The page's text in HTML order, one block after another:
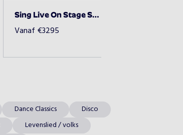
Sing Live On Stage Showvariant C 3295,00
Vanaf €3295
Dance Classics
Disco
Levenslied / volks